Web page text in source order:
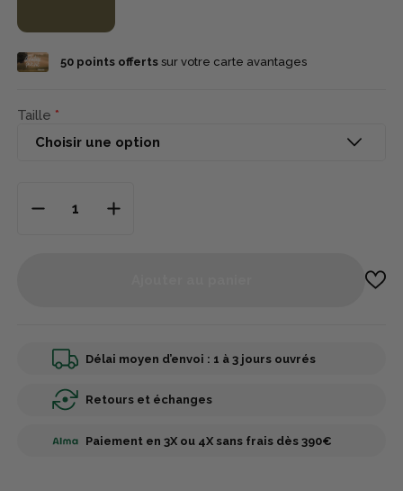
50points offertssur votre carte avantages
Taille
Délai moyen d’envoi : 1 à 3 jours ouvrés
Retours et échanges
Paiement en 3X ou 4X sans frais dès 390€